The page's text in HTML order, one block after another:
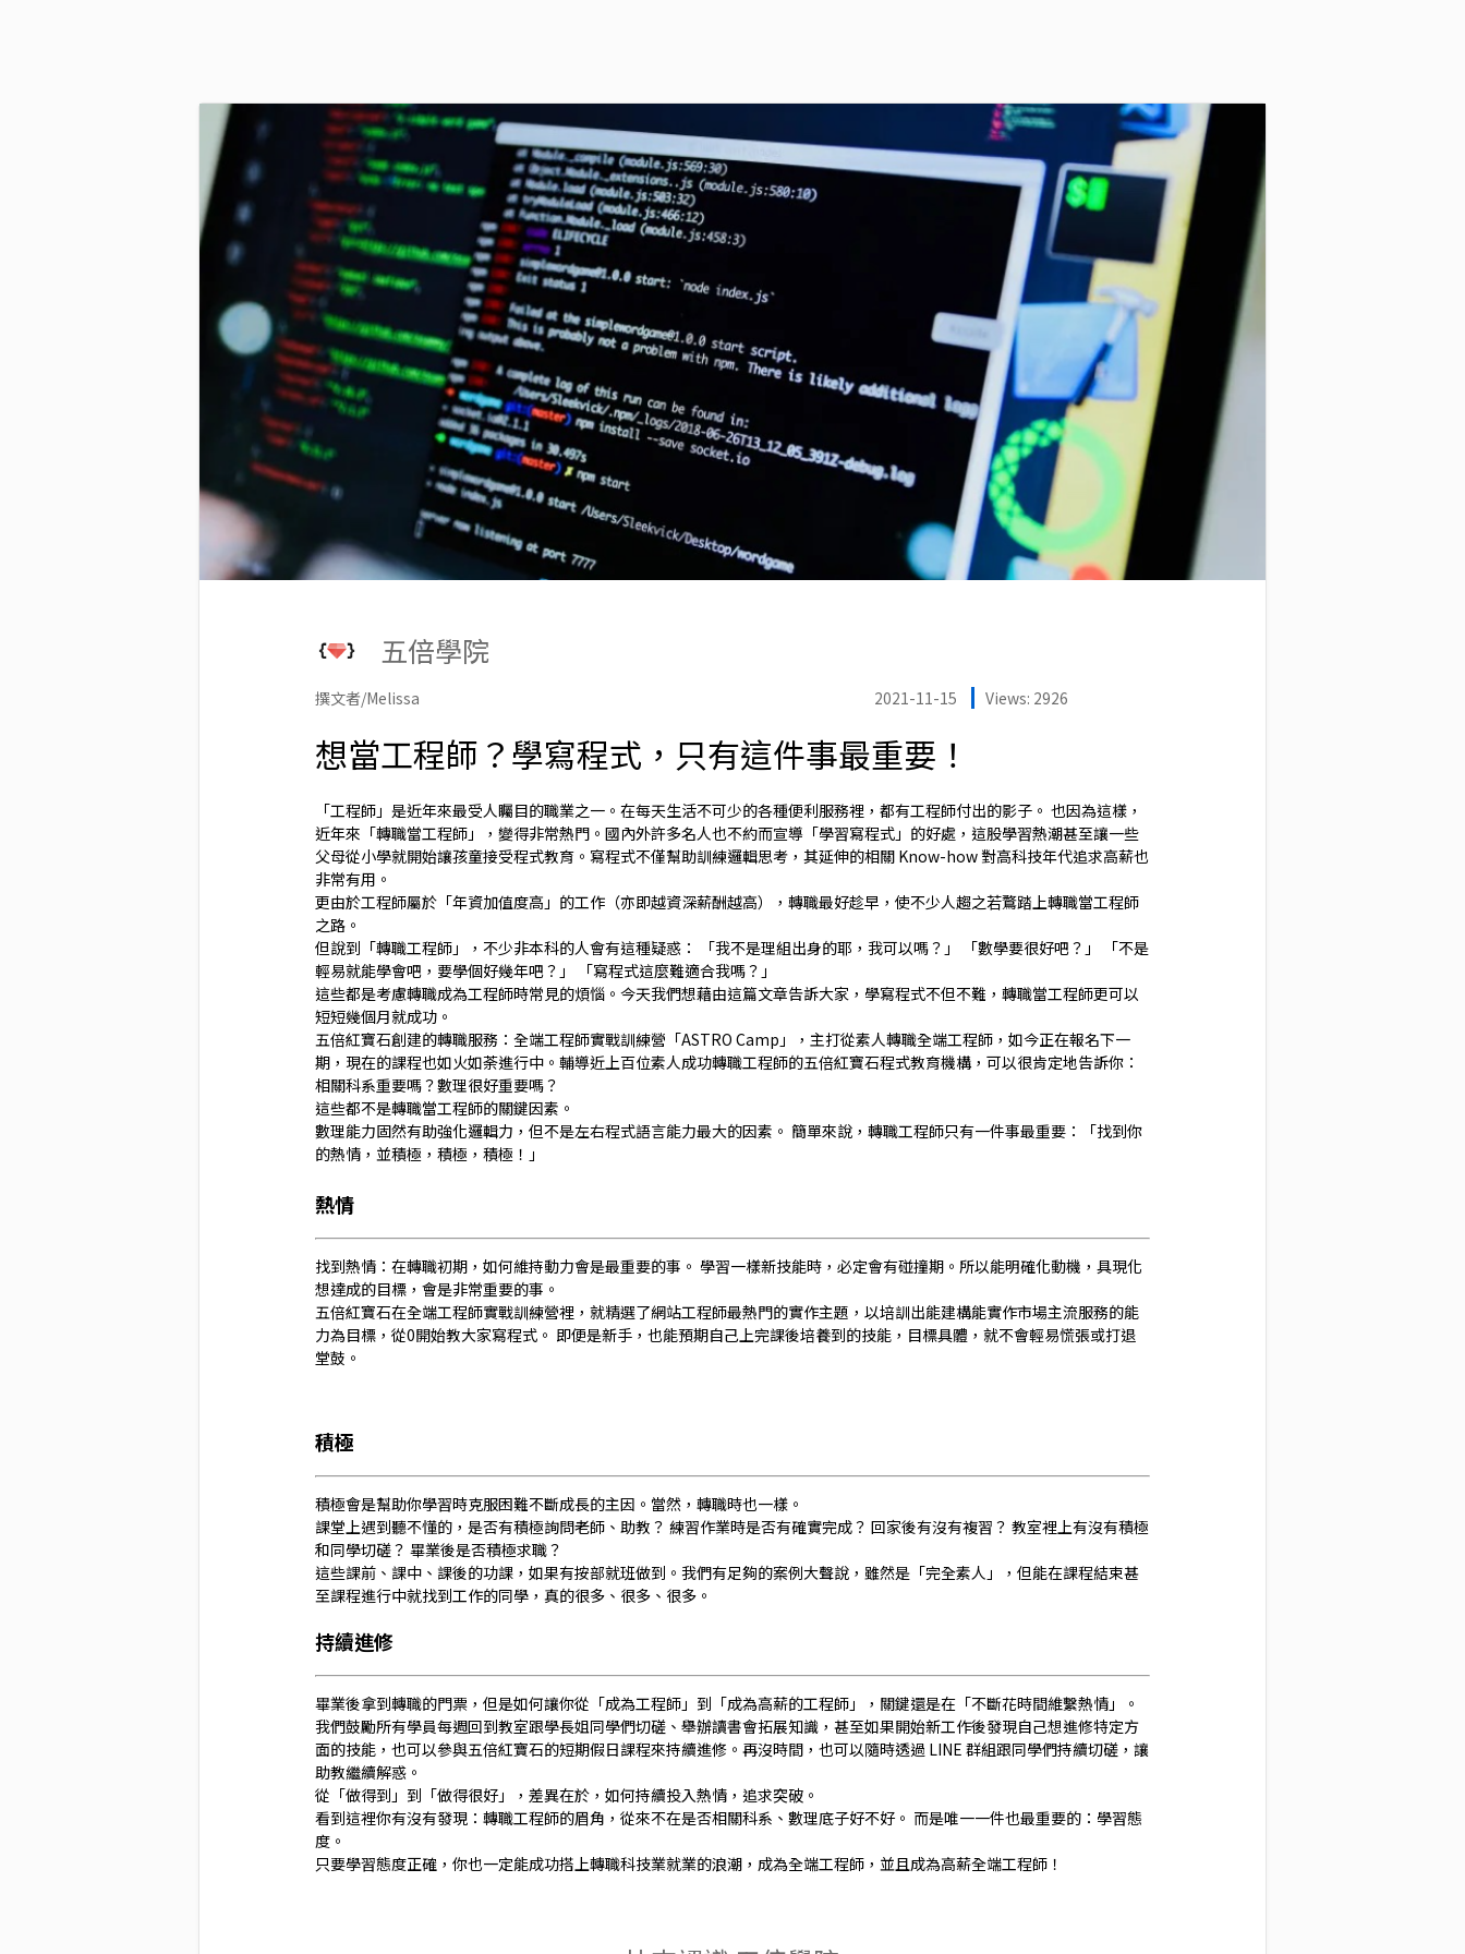
五倍學院
撰文者/Melissa 2021-11-15 Views: 2926
想當工程師？學寫程式，只有這件事最重要！
「工程師」是近年來最受人矚目的職業之一。在每天生活不可少的各種便利服務裡，都有工程師付出的影子。 也因為這樣，
近年來「轉職當工程師」，變得非常熱門。國內外許多名人也不約而宣導「學習寫程式」的好處，這股學習熱潮甚至讓一些
父母從小學就開始讓孩童接受程式教育。寫程式不僅幫助訓練邏輯思考，其延伸的相關 Know-how 對高科技年代追求高薪也
非常有用。
更由於工程師屬於「年資加值度高」的工作（亦即越資深薪酬越高），轉職最好趁早，使不少人趨之若鶩踏上轉職當工程師
之路。
但說到「轉職工程師」，不少非本科的人會有這種疑惑： 「我不是理組出身的耶，我可以嗎？」 「數學要很好吧？」 「不是
輕易就能學會吧，要學個好幾年吧？」 「寫程式這麼難適合我嗎？」
這些都是考慮轉職成為工程師時常見的煩惱。今天我們想藉由這篇文章告訴大家，學寫程式不但不難，轉職當工程師更可以
短短幾個月就成功。
五倍紅寶石創建的轉職服務：全端工程師實戰訓練營「ASTRO Camp」，主打從素人轉職全端工程師，如今正在報名下一
期，現在的課程也如火如荼進行中。輔導近上百位素人成功轉職工程師的五倍紅寶石程式教育機構，可以很肯定地告訴你：
相關科系重要嗎？數理很好重要嗎？
這些都不是轉職當工程師的關鍵因素。
數理能力固然有助強化邏輯力，但不是左右程式語言能力最大的因素。 簡單來說，轉職工程師只有一件事最重要：「找到你
的熱情，並積極，積極，積極！」
熱情
找到熱情：在轉職初期，如何維持動力會是最重要的事。 學習一樣新技能時，必定會有碰撞期。所以能明確化動機，具現化
想達成的目標，會是非常重要的事。
五倍紅寶石在全端工程師實戰訓練營裡，就精選了網站工程師最熱門的實作主題，以培訓出能建構能實作市場主流服務的能
力為目標，從0開始教大家寫程式。 即便是新手，也能預期自己上完課後培養到的技能，目標具體，就不會輕易慌張或打退
堂鼓。
積極
積極會是幫助你學習時克服困難不斷成長的主因。當然，轉職時也一樣。
課堂上遇到聽不懂的，是否有積極詢問老師、助教？ 練習作業時是否有確實完成？ 回家後有沒有複習？ 教室裡上有沒有積極
和同學切磋？ 畢業後是否積極求職？
這些課前、課中、課後的功課，如果有按部就班做到。我們有足夠的案例大聲說，雖然是「完全素人」，但能在課程結束甚
至課程進行中就找到工作的同學，真的很多、很多、很多。
持續進修
畢業後拿到轉職的門票，但是如何讓你從「成為工程師」到「成為高薪的工程師」，關鍵還是在「不斷花時間維繫熱情」。
我們鼓勵所有學員每週回到教室跟學長姐同學們切磋、舉辦讀書會拓展知識，甚至如果開始新工作後發現自己想進修特定方
面的技能，也可以參與五倍紅寶石的短期假日課程來持續進修。再沒時間，也可以隨時透過 LINE 群組跟同學們持續切磋，讓
助教繼續解惑。
從「做得到」到「做得很好」，差異在於，如何持續投入熱情，追求突破。
看到這裡你有沒有發現：轉職工程師的眉角，從來不在是否相關科系、數理底子好不好。 而是唯一一件也最重要的：學習態
度。
只要學習態度正確，你也一定能成功搭上轉職科技業就業的浪潮，成為全端工程師，並且成為高薪全端工程師！